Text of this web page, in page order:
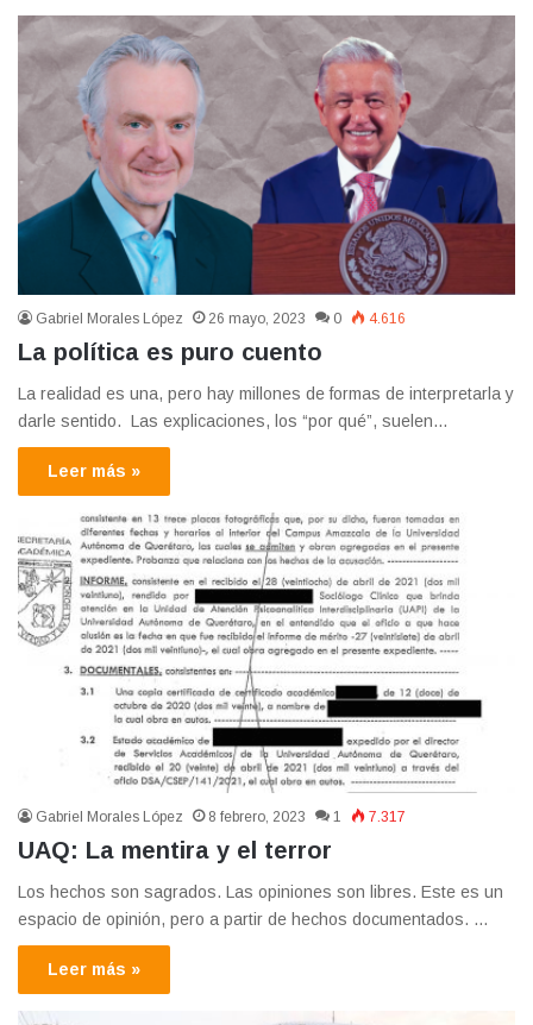
Gabriel Morales López 26 mayo, 2023 0 4.616
La política es puro cuento
La realidad es una, pero hay millones de formas de interpretarla y
darle sentido. Las explicaciones, los “por qué”, suelen…
Leer más »
Gabriel Morales López 8 febrero, 2023 1 7.317
UAQ: La mentira y el terror
Los hechos son sagrados. Las opiniones son libres. Este es un
espacio de opinión, pero a partir de hechos documentados. …
Leer más »